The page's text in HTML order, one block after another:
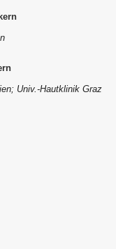
Univ.-Hautklinik Graz